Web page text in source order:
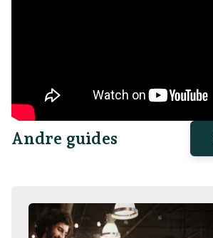
Andre guides